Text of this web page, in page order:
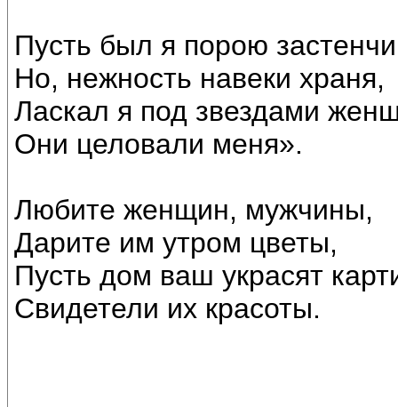
Пусть был я порою
Но, нежность навеки храня,
Ласкал я под звездами
Они целовали меня».
Любите женщин, мужчины,
Дарите им утром цветы,
Пусть дом ваш украсят
Свидетели их красоты.